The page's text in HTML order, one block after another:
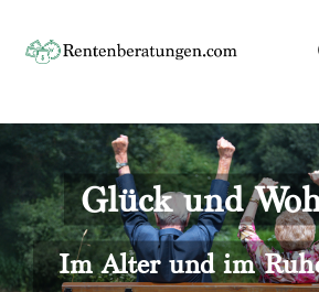
content
Startseite
Rente
Rentenberater
Über uns
Kontakt
Glück und
Im Alter und im